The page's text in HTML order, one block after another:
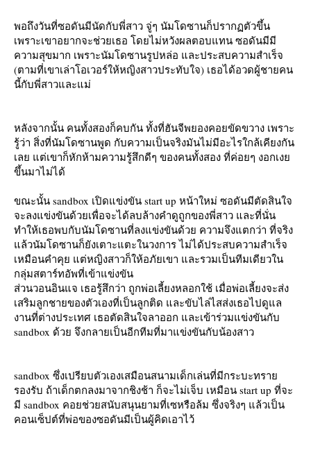
พอถึงวันที่ซอดันมีนัดกับพี่สาว จู่ๆ นัมโดซานก็ปรากฏตัวขึ้น
เพราะเขาอยากจะช่วยเธอ โดยไม่หวังผลตอบแทน ซอดันมีมี
ความสุขมาก เพราะนัมโดซานรูปหล่อ และประสบความสำเร็จ
(ตามที่เขาเล่าโอเวอร์ให้หญิงสาวประทับใจ) เธอได้อวดผู้ชายคน
นี้กับพี่สาวและแม่
หลังจากนั้น คนทั้งสองก็คบกัน ทั้งที่ฮันจีพยองคอยขัดขวาง เพราะ
รู้ว่า สิ่งที่นัมโดซานพูด กับความเป็นจริงมันไม่มีอะไรใกล้เคียงกัน
เลย แต่เขาก็หักห้ามความรู้สึกดีๆ ของคนทั้งสอง ที่ค่อยๆ งอกเง
ขึ้นมาไม่ได้
ขณะนั้น sandbox เปิดแข่งขัน start up หน้าใหม่ ซอดันมีตัดสินใจ
จะลงแข่งขันด้วยเพื่อจะได้ลบล้างคำดูถูกของพี่สาว และที่นั่น
ทำให้เธอพบกับนัมโดซานที่ลงแข่งขันด้วย ความจึงแตกว่า ที่จริง
ล้วนัมโดซานก็ยังเตาะแตะในวงการ ไม่ได้ประสบความสำเร็จ
เหมือนคำคุย แต่หญิงสาวก็ให้อภัยเขา และรวมเป็นทีมเดียวใน
กลุ่มสตาร์ทอัพที่เข้าแข่งขัน
ส่วนวอนอินแจ เธอรู้สึกว่า ถูกพ่อเลี้ยงหลอกใช้ เมื่อพ่อเลี้ยงจะส่ง
เสริมลูกชายของตัวเองที่เป็นลูกติด และขับไล่ไสส่งเธอไปดูแล
งานที่ต่างประเทศ เธอตัดสินใจลาออก และเข้าร่วมแข่งขันกับ
sandbox ด้วย จึงกลายเป็นอีกทีมที่มาแข่งขันกับน้องสาว
sandbox ซึ่งเปรียบตัวเองเสมือนสนามเด็กเล่นที่มีกระบะทรา
รองรับ ถ้าเด็กตกลงมาจากชิงช้า ก็จะไม่เจ็บ เหมือน start up ที่จะ
มี sandbox คอยช่วยสนับสนุนยามที่เซหรือล้ม ซึ่งจริงๆ แล้วเป็น
คอนเซ็ปต์ที่พ่อของซอดันมีเป็นผู้คิดเอาไว้